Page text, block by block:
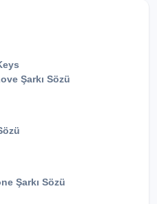
Şarkı Sözü
Şarkı Sözü